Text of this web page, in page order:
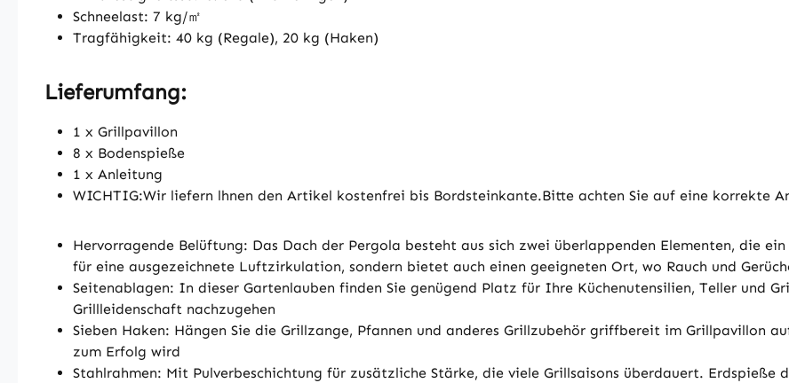
Schneelast: 7 kg/㎡
Tragfähigkeit: 40 kg (Regale), 20 kg (Haken)
Lieferumfang:
1 x Grillpavillon
8 x Bodenspieße
1 x Anleitung
WICHTIG:Wir liefern lhnen den Artikel kostenfrei bis Bordsteinkante.Bitte achten Sie auf eine korrekte
Hervorragende Belüftung: Das Dach der Pergola besteht aus sich zwei überlappenden Elementen, die
für eine ausgezeichnete Luftzirkulation, sondern bietet auch einen geeigneten Ort, wo Rauch und
Seitenablagen: In dieser Gartenlauben finden Sie genügend Platz für Ihre Küchenutensilien, Teller und
Grillleidenschaft nachzugehen
Sieben Haken: Hängen Sie die Grillzange, Pfannen und anderes Grillzubehör griffbereit im Grillpavillon
zum Erfolg wird
Stahlrahmen: Mit Pulverbeschichtung für zusätzliche Stärke, die viele Grillsaisons überdauert.